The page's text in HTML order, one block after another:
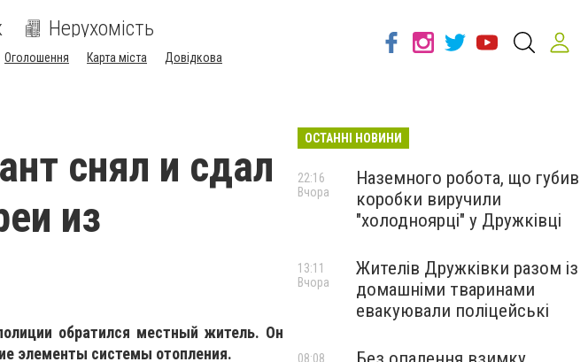
Нерухомість
Оголошення Карта міста Довідкова
снял и сдал
из
обратился местный житель. Он
элементы системы отопления.
ОСТАННІ НОВИНИ
Наземного робота, що губив
коробки виручили
"холодноярці" у Дружківці
22:16
Вчора
Жителів Дружківки разом із
домашніми тваринами
евакуювали поліцейські
13:11
Вчора
08:08